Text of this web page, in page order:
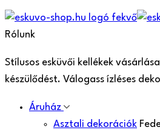
Rólunk
Stílusos esküvői kellékek
készülődést. Válogass ízléses
Áruház
Asztali dekorációk